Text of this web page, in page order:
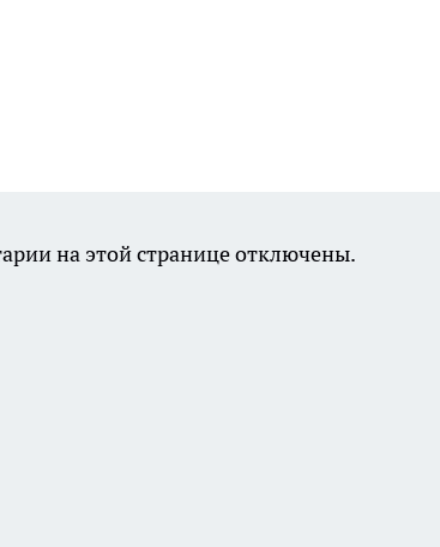
на этой странице отключены.